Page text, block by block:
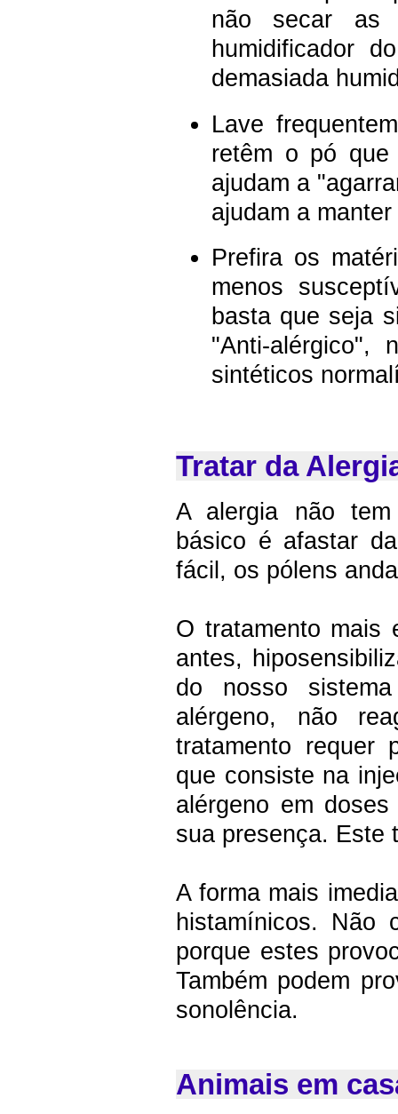
não secar as
humidificador
demasiada
Lave
retêm o pó que
ajudam a
ajudam a
Prefira os
menos
basta que seja
"Anti-alérgico",
sintéticos
Tratar da
A alergia não
básico é afastar
fácil, os pólens
O tratamento
antes,
do nosso
alérgeno, não
tratamento requer
que consiste na
alérgeno em
sua presença. Este
A forma mais
histamínicos. Não
porque estes
Também podem
sonolência.
Animais em